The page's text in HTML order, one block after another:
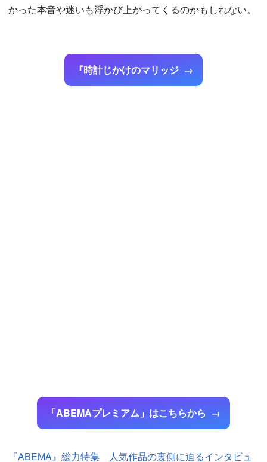
かった本音や迷いも浮かび上がってくるのかもしれない。
『時計じかけのマリッジ
「ABEMAプレミアム」はこちらから
『ABEMA』総力特集 人気作品の裏側に迫るインタビュ